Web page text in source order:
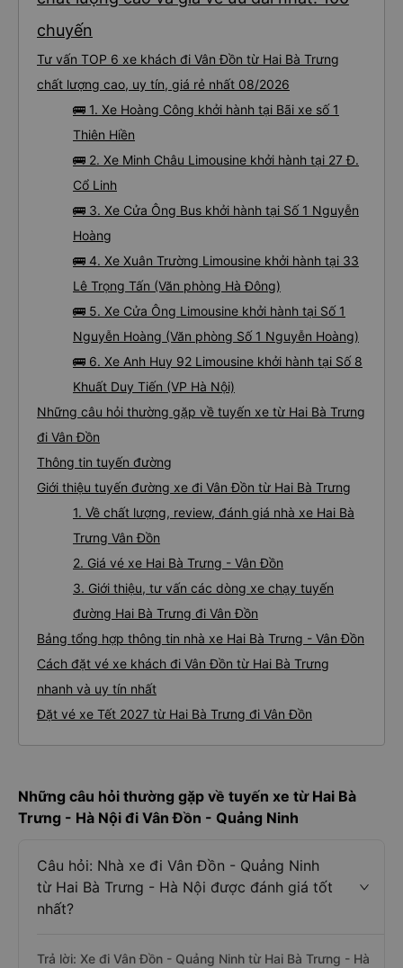
chuyến
Tư vấn TOP 6 xe khách đi Vân Đồn từ Hai Bà Trưng
chất lượng cao, uy tín, giá rẻ nhất 08/2026
🚌 1. Xe Hoàng Công khởi hành tại Bãi xe số 1
Thiên Hiền
🚌 2. Xe Minh Châu Limousine khởi hành tại 27 Đ.
Cổ Linh
🚌 3. Xe Cửa Ông Bus khởi hành tại Số 1 Nguyễn
Hoàng
🚌 4. Xe Xuân Trường Limousine khởi hành tại 33
Lê Trọng Tấn (Văn phòng Hà Đông)
🚌 5. Xe Cửa Ông Limousine khởi hành tại Số 1
Nguyễn Hoàng (Văn phòng Số 1 Nguyễn Hoàng)
🚌 6. Xe Anh Huy 92 Limousine khởi hành tại Số 8
Khuất Duy Tiến (VP Hà Nội)
Những câu hỏi thường gặp về tuyến xe từ Hai Bà Trưng
đi Vân Đồn
Thông tin tuyến đường
Giới thiệu tuyến đường xe đi Vân Đồn từ Hai Bà Trưng
1. Về chất lượng, review, đánh giá nhà xe Hai Bà
Trưng Vân Đồn
2. Giá vé xe Hai Bà Trưng - Vân Đồn
3. Giới thiệu, tư vấn các dòng xe chạy tuyến
đường Hai Bà Trưng đi Vân Đồn
Bảng tổng hợp thông tin nhà xe Hai Bà Trưng - Vân Đồn
Cách đặt vé xe khách đi Vân Đồn từ Hai Bà Trưng
nhanh và uy tín nhất
Đặt vé xe Tết 2027 từ Hai Bà Trưng đi Vân Đồn
Những câu hỏi thường gặp về tuyến xe từ Hai Bà
Trưng - Hà Nội đi Vân Đồn - Quảng Ninh
Câu hỏi: Nhà xe đi Vân Đồn - Quảng Ninh
từ Hai Bà Trưng - Hà Nội được đánh giá tốt
nhất?
Trả lời: Xe đi Vân Đồn - Quảng Ninh từ Hai Bà Trưng - Hà